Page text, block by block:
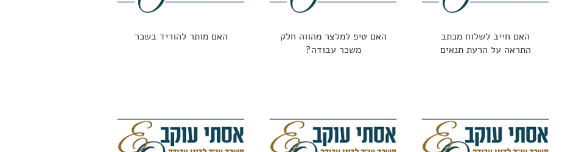
האם חייב לשלוח מכתב
התראה על הרעת תנאים
האם טיפ למלצר מהווה חלק
משכר עבודה?
האם מותר להוריד בשכר